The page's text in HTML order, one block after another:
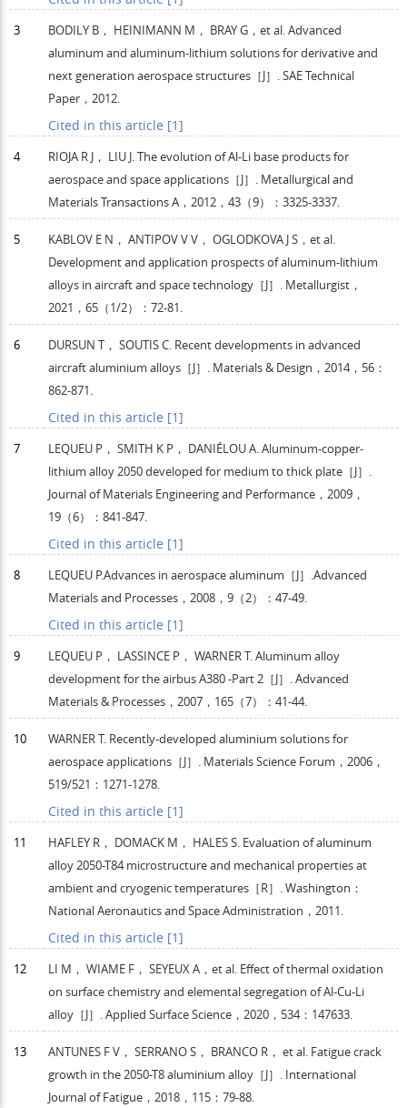
3 BODILY B ， HEINIMANN M ， BRAYG ，et al. Advanced
aluminum and aluminum-lithium solutions for derivative and
next generation aerospace structures［J］.SAE Technical
Paper ， 2012.
Cited in this article [1]
4 RIOJA R J ， LIU J. The evolution of Al-Li base products for
aerospace and space applications［J］. Metallurgical and
Materials Transactions A ， 2012 ， 43 （9）：3325-3337.
5 KABLOV E N ， ANTIPOVV V ， OGLODKOVA J S ，et al.
Development and application prospects of aluminum-lithium
alloys in aircraft and space technology［J］. Metallurgist ，
2021 ， 65 （1/2）：72-81.
6 DURSUN T ， SOUTISC. Recent developments in advanced
aircraft aluminium alloys［J］. Materials & Design ， 2014， 56 ：
862-871.
Cited in this article [1]
7 LEQUEU P ， SMITH K P ， DANIÉLOUA. Aluminum-copper-
lithium alloy 2050 developed for medium to thick plate［J］.
Journal of Materials Engineering and Performance ， 2009 ，
19 （6）：841-847.
Cited in this article [1]
8 LEQUEU P.Advances in aerospace aluminum［J］.Advanced
Materials and Processes ， 2008 ， 9 （2）：47-49.
Cited in this article [1]
9 LEQUEU P ， LASSINCE P ， WARNERT. Aluminum alloy
development for the airbus A380 -Part 2［J］.Advanced
Materials & Processes ， 2007 ， 165 （7）：41-44.
10 WARNERT. Recently-developed aluminium solutions for
aerospace applications［J］. Materials Science Forum ， 2006 ，
519/521 ：1271-1278.
Cited in this article [1]
11 HAFLEY R ， DOMACK M ， HALESS. Evaluation of aluminum
alloy 2050-T84 microstructure and mechanical properties at
ambient and cryogenic temperatures［R］. Washington：
National Aeronautics and Space Administration， 2011.
Cited in this article [1]
12 LI M ， WIAME F ， SEYEUXA ，et al. Effect of thermal oxidation
on surface chemistry and elemental segregation of Al-Cu-Li
alloy［J］.Applied Surface Science ， 2020 ， 534：147633.
13 ANTUNES F V ， SERRANOS ， BRANCO R ， et al. Fatigue crack
growth in the 2050-T8 aluminium alloy［J］. International
Journal of Fatigue ， 2018 ， 115 ：79-88.